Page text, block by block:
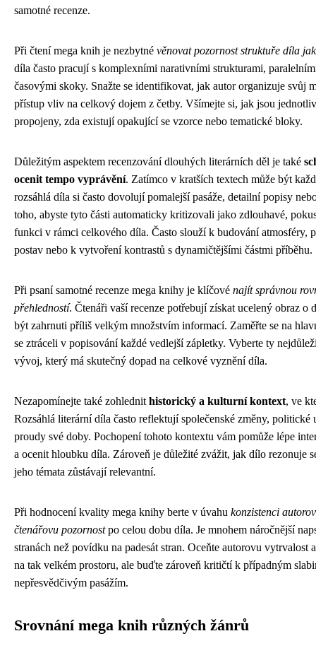
samotné recenze.
Při čtení mega knih je nezbytné věnovat pozornost struktuře díla
díla často pracují s komplexními narativními strukturami,
časovými skoky. Snažte se identifikovat, jak autor organizuje svůj
přístup vliv na celkový dojem z četby. Všímejte si, jak jsou
propojeny, zda existují opakující se vzorce nebo tematické bloky.
Důležitým aspektem recenzování dlouhých literárních děl je také
ocenit tempo vyprávění. Zatímco v kratších textech může být
rozsáhlá díla si často dovolují pomalejší pasáže, detailní popisy
toho, abyste tyto části automaticky kritizovali jako zdlouhavé,
funkci v rámci celkového díla. Často slouží k budování atmosféry,
postav nebo k vytvoření kontrastů s dynamičtějšími částmi příběhu.
Při psaní samotné recenze mega knihy je klíčové najít správnou
přehledností. Čtenáři vaší recenze potřebují získat ucelený obraz o
být zahrnuti příliš velkým množstvím informací. Zaměřte se na
se ztráceli v popisování každé vedlejší zápletky. Vyberte ty
vývoj, který má skutečný dopad na celkové vyznění díla.
Nezapomínejte také zohlednit historický a kulturní kontext, ve
Rozsáhlá literární díla často reflektují společenské změny,
proudy své doby. Pochopení tohoto kontextu vám pomůže lépe
a ocenit hloubku díla. Zároveň je důležité zvážit, jak dílo rezonuje
jeho témata zůstávají relevantní.
Při hodnocení kvality mega knihy berte v úvahu konzistenci
čtenářovu pozornostpo celou dobu díla. Je mnohem náročnější
stranách než povídku na padesát stran. Oceňte autorovu vytrvalost
na tak velkém prostoru, ale buďte zároveň kritičtí k případným
nepřesvědčivým pasážím.
Srovnání mega knih různých žánrů